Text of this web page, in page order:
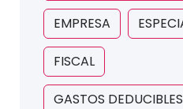
EMPRESA
FISCAL
GASTOS